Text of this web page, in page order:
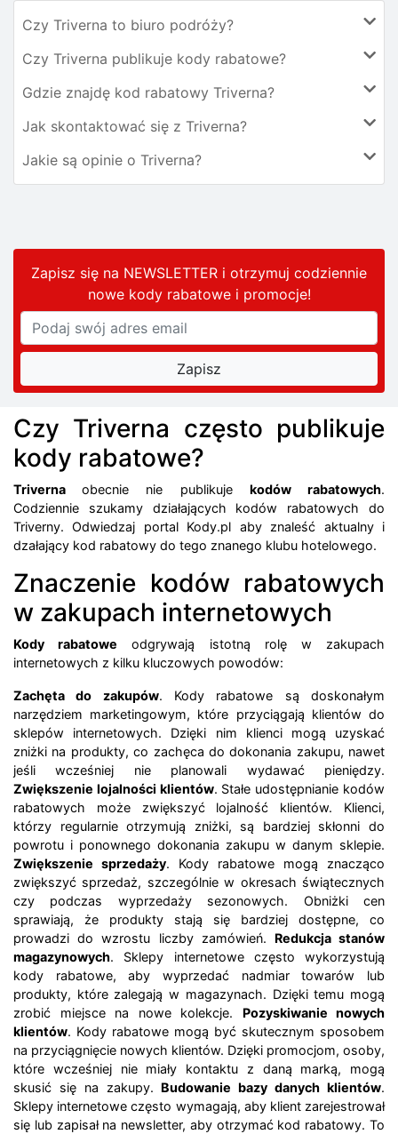
Czy Triverna to biuro podróży?
Czy Triverna publikuje kody rabatowe?
Gdzie znajdę kod rabatowy Triverna?
Jak skontaktować się z Triverna?
Jakie są opinie o Triverna?
Zapisz się na NEWSLETTER i otrzymuj codziennie
nowe kody rabatowei promocje!
Czy Triverna często publikuje
kody rabatowe?
Trivernaobecnie nie publikuje kodów rabatowych.
Codziennie szukamy działających kodów rabatowych do
Triverny. Odwiedzaj portal Kody.pl aby znaleść aktualny i
dzałający kod rabatowy do tego znanego klubu hotelowego.
Znaczenie kodów rabatowych
w zakupach internetowych
Kody rabatowe odgrywają istotną rolę w zakupach
internetowych z kilku kluczowych powodów:
Zachęta do zakupów. Kody rabatowe są doskonałym
narzędziem marketingowym, które przyciągają klientów do
sklepów internetowych. Dzięki nim klienci mogą uzyskać
zniżki na produkty, co zachęca do dokonania zakupu, nawet
jeśli wcześniej nie planowali wydawać pieniędzy.
Zwiększenie lojalności klientów. Stałe udostępnianie kodów
rabatowych może zwiększyć lojalność klientów. Klienci,
którzy regularnie otrzymują zniżki, są bardziej skłonni do
powrotu i ponownego dokonania zakupu w danym sklepie.
Zwiększenie sprzedaży. Kody rabatowe mogą znacząco
zwiększyć sprzedaż, szczególnie w okresach świątecznych
czy podczas wyprzedaży sezonowych. Obniżki cen
sprawiają, że produkty stają się bardziej dostępne, co
prowadzi do wzrostu liczby zamówień. Redukcja stanów
magazynowych. Sklepy internetowe często wykorzystują
kody rabatowe, aby wyprzedać nadmiar towarów lub
produkty, które zalegają w magazynach. Dzięki temu mogą
zrobić miejsce na nowe kolekcje. Pozyskiwanie nowych
klientów. Kody rabatowe mogą być skutecznym sposobem
na przyciągnięcie nowych klientów. Dzięki promocjom, osoby,
które wcześniej nie miały kontaktu z daną marką, mogą
skusić się na zakupy. Budowanie bazy danych klientów.
Sklepy internetowe często wymagają, aby klient zarejestrował
się lub zapisał na newsletter, aby otrzymać kod rabatowy. To